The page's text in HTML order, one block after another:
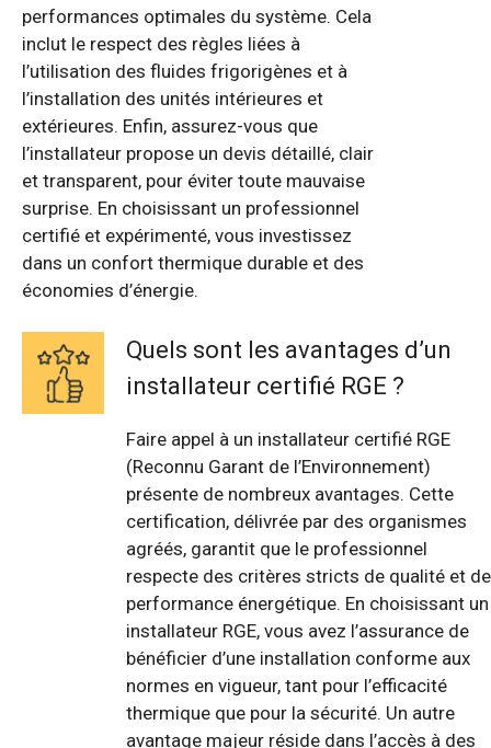
performances optimales du système. Cela
inclut le respect des règles liées à
l’utilisation des fluides frigorigènes et à
l’installation des unités intérieures et
extérieures. Enfin, assurez-vous que
l’installateur propose un devis détaillé, clair
et transparent, pour éviter toute mauvaise
surprise. En choisissant un professionnel
certifié et expérimenté, vous investissez
dans un confort thermique durable et des
économies d’énergie.
Quels sont les avantages d’un
installateur certifié RGE ?
Faire appel à un installateur certifié RGE
(Reconnu Garant de l’Environnement)
présente de nombreux avantages. Cette
certification, délivrée par des organismes
agréés, garantit que le professionnel
respecte des critères stricts de qualité et de
performance énergétique. En choisissant un
installateur RGE, vous avez l’assurance de
bénéficier d’une installation conforme aux
normes en vigueur, tant pour l’efficacité
thermique que pour la sécurité. Un autre
avantage majeur réside dans l’accès à des